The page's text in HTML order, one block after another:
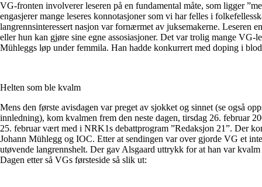
VG-fronten involverer leseren på en fundamental måte, som ligger
engasjerer mange leseres konnotasjoner som vi har felles i
langrennsinteressert nasjon var fornærmet av juksemakerne. Leseren
eller hun kan gjøre sine egne assosiasjoner. Det var trolig mange VG-
Mühleggs løp under femmila. Han hadde konkurrert med doping i
Helten som ble kvalm
Mens den første avisdagen var preget av sjokket og sinnet (se også
innledning), kom kvalmen frem den neste dagen, tirsdag 26. februar
25. februar vært med i NRK1s debattprogram ”Redaksjon 21”. Der
Johann Mühlegg og IOC. Etter at sendingen var over gjorde VG et
utøvende langrennshelt. Der gav Alsgaard uttrykk for at han var
Dagen etter så VGs førsteside så slik ut: